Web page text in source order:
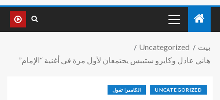
بيت
Uncategorized
هاني عادل وكايرو ستيبس يجتمعان لأول مرة في أغنية “الإمام”
UNCATEGORIZED الكاميرا تقول